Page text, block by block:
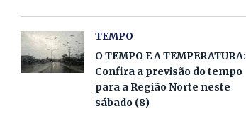
TEMPO
O TEMPO E A TEMPERATURA:
Confira a previsão do tempo
para a Região Norte neste
sábado (8)